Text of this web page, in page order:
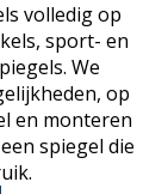
volledig op
sport- en
We
op
en monteren
spiegel die